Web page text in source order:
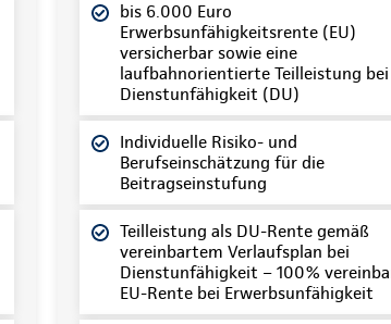
bis 6.000 Euro
Erwerbsunfähigkeitsrente (EU)
versicherbar sowie eine
laufbahnorientierte Teilleistung bei
Dienstunfähigkeit (DU)
Individuelle Risiko- und
Berufseinschätzung für die
Beitragseinstufung
Teilleistung als DU-Rente gemäß
vereinbartem Verlaufsplan bei
Dienstunfähigkeit – 100%
EU-Rente bei Erwerbsunfähigkeit